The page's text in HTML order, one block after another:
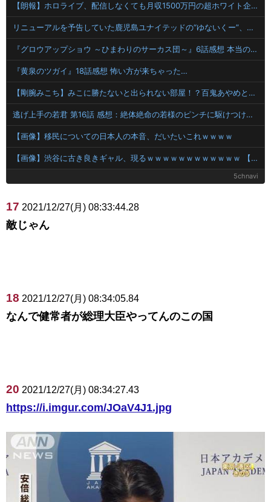
【朗報】ホロライブ、配信しなくても月収1500万円の超ホワイト企業だった
リニューアルを予告していた鹿児島ユナイテッドの“ゆないくー”、ホーム開幕戦に新フェイスで登場
『グロウアップショウ ～ひまわりのサーカス団～』6話感想 本当のサーカスとは…
『黄泉のツガイ』18話感想 怖い方が来ちゃった…
【剛腕みこち】みこに勝たないと出られない部屋！？百鬼あやめとの爆笑タイマン勝負が最高すぎた件
逃げ上手の若君 第16話 感想：絶体絶命の若様のピンチに駆けつける信濃仮面！
【画像】移民についての日本人の本音、だいたいこれｗｗｗｗ
【画像】渋谷に古き良きギャル、現るｗｗｗｗｗｗｗｗｗｗｗｗ 【Pickup08083034】
5chnavi
17 2021/12/27(月) 08:33:44.28
敵じゃん
18 2021/12/27(月) 08:34:05.84
なんで健常者が総理大臣やってんのこの国
20 2021/12/27(月) 08:34:27.43
https://i.imgur.com/JOaV4J1.jpg